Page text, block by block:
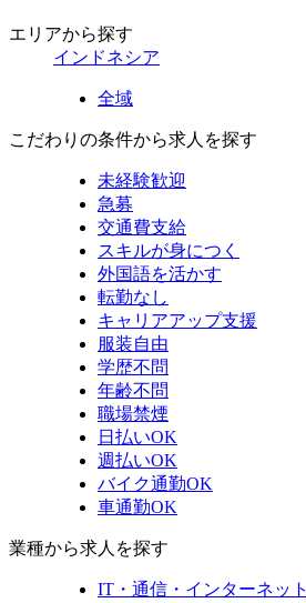
エリアから探す
インドネシア
全域
こだわりの条件から求人を探す
未経験歓迎
急募
交通費支給
スキルが身につく
外国語を活かす
転勤なし
キャリアアップ支援
服装自由
学歴不問
年齢不問
職場禁煙
日払いOK
週払いOK
バイク通勤OK
車通勤OK
業種から求人を探す
IT・通信・インターネット